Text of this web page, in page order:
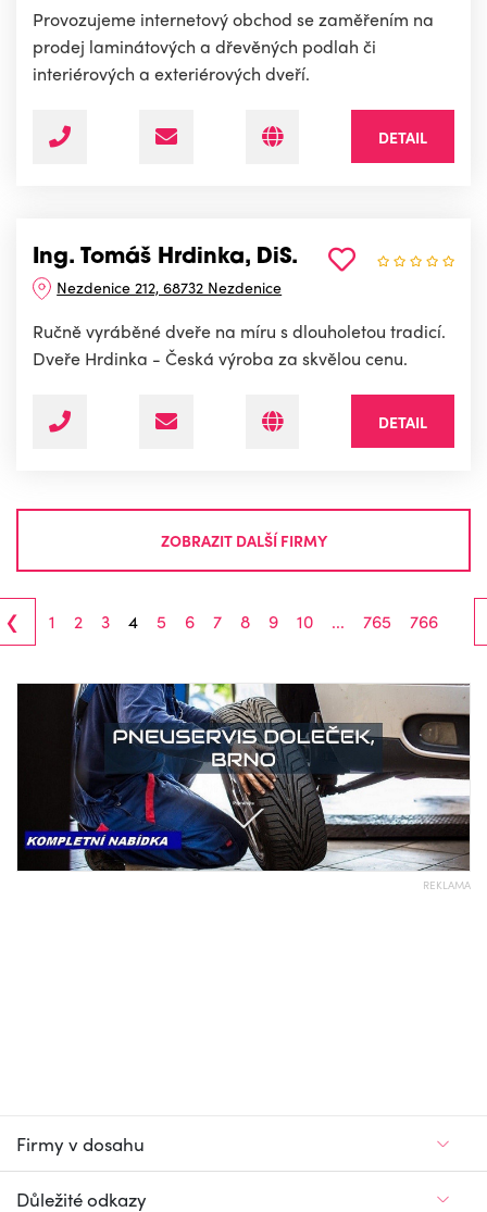
Provozujeme internetový obchod se zaměřením na
prodej laminátových a dřevěných podlah či
interiérových a exteriérových dveří.
DETAIL
Ing. Tomáš Hrdinka, DiS.
Nezdenice 212, 68732 Nezdenice
Ručně vyráběné dveře na míru s dlouholetou tradicí.
Dveře Hrdinka - Česká výroba za skvělou cenu.
DETAIL
ZOBRAZIT DALŠÍ FIRMY
‹ 1 2 3 4 5 6 7 8 9 10 ... 765 766
REKLAMA
Firmy v dosahu
Důležité odkazy